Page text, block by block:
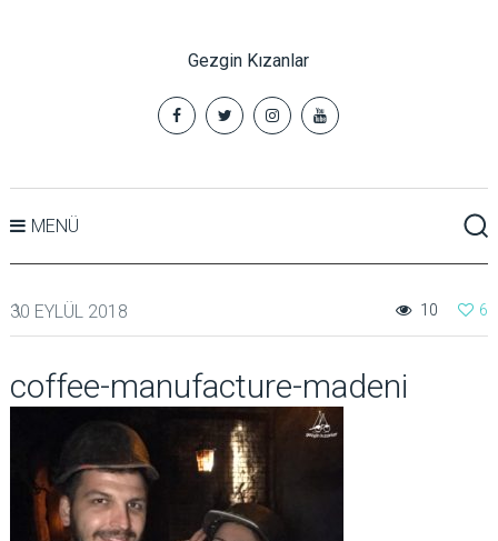
Gezgin Kızanlar
MENÜ
30 EYLÜL 2018 6
10
coffee-manufacture-madeni